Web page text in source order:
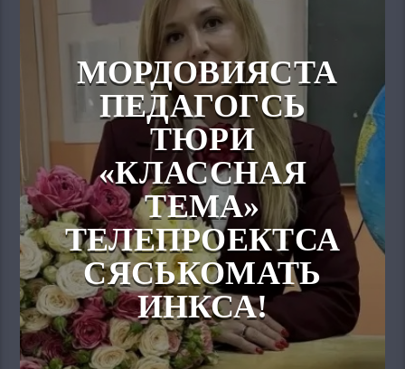
МОРДОВИЯСТА
ПЕДАГОГСЬ
ТЮРИ
«КЛАССНАЯ
ТЕМА»
ТЕЛЕПРОЕКТСА
СЯСЬКОМАТЬ
ИНКСА!